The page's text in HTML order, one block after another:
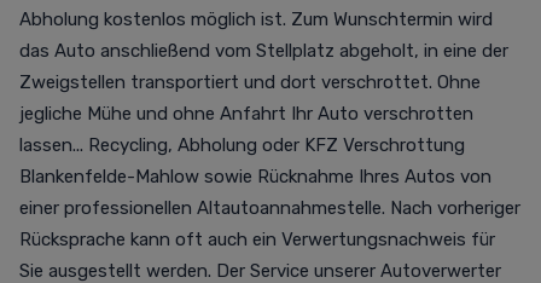
Abholung kostenlos möglich ist. Zum Wunschtermin wird
das Auto anschließend vom Stellplatz abgeholt, in eine der
Zweigstellen transportiert und dort verschrottet. Ohne
jegliche Mühe und ohne Anfahrt Ihr Auto verschrotten
lassen... Recycling, Abholung oder KFZ Verschrottung
Blankenfelde-Mahlow sowie Rücknahme Ihres Autos von
einer professionellen Altautoannahmestelle. Nach vorheriger
Rücksprache kann oft auch ein Verwertungsnachweis für
Sie ausgestellt werden. Der Service unserer Autoverwerter